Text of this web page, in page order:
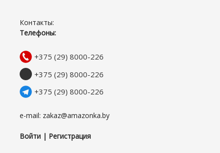
Контакты:
Телефоны:
+375 (29) 8000-226
+375 (29) 8000-226
+375 (29) 8000-226
e-mail: zakaz@amazonka.by
Войти | Регистрация